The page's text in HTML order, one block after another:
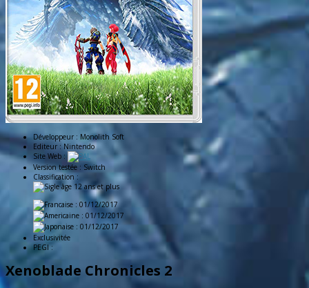
Développeur : Monolith Soft
Editeur :Nintendo
Site Web :
Version testée : Switch
Classification :
: 01/12/2017
: 01/12/2017
: 01/12/2017
Exclusivitée
PEGI :
Xenoblade Chronicles 2